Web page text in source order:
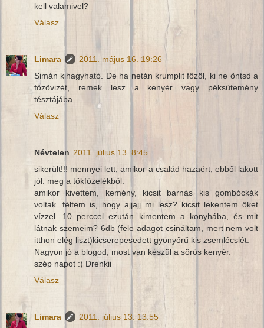
kell valamivel?
Válasz
Limara
2011. május 16. 19:26
Simán kihagyható. De ha netán krumplit főzöl, ki ne öntsd a
főzövizét, remek lesz a kenyér vagy péksütemény
tésztájába.
Válasz
Névtelen 2011. július 13. 8:45
sikerült!!! mennyei lett, amikor a család hazaért, ebből lakott
jól. meg a tökfőzelékből.
amikor kivettem, kemény, kicsit barnás kis gombóckák
voltak. féltem is, hogy ajjajj mi lesz? kicsit lekentem őket
vízzel. 10 perccel ezután kimentem a konyhába, és mit
látnak szemeim? 6db (fele adagot csináltam, mert nem volt
itthon elég liszt)kicserepesedett gyönyőrű kis zsemlécslét.
Nagyon jó a blogod, most van készül a sörös kenyér.
szép napot :) Drenkii
Válasz
Limara 2011. július 13. 13:55